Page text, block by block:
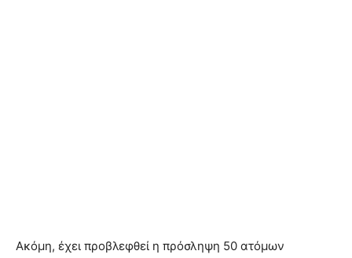
Ακόμη, έχει προβλεφθεί η πρόσληψη 50 ατόμων